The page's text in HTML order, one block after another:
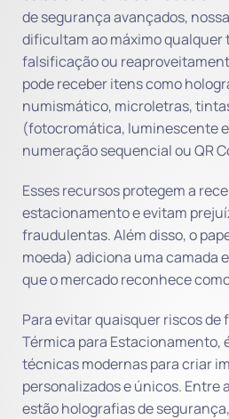
de segurança avançados,
dificultam ao máximo qualquer
falsificação ou
pode receber itens como
numismático, microletras,
(fotocromática, luminescente
numeração sequencial ou QR
Esses recursos protegem a
estacionamento e evitam
fraudulentas. Além disso, o
moeda) adiciona uma camada
que o mercado reconhece
Para evitar quaisquer riscos de
Térmica para
técnicas modernas para criar
personalizados e únicos. Entre
estão holografias de